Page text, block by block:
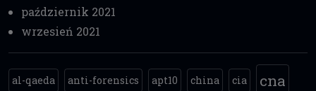
październik 2021
wrzesień 2021
al-qaeda anti-forensics apt10 china cia
cna